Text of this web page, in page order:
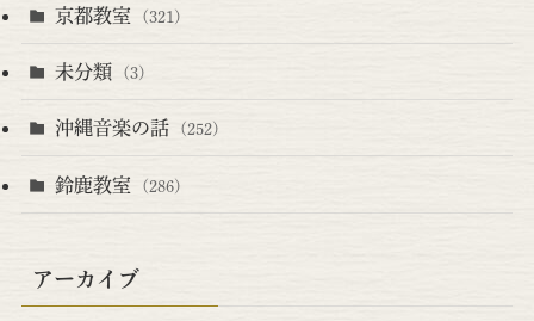
京都教室 (321)
未分類 (3)
沖縄音楽の話 (252)
鈴鹿教室 (286)
アーカイブ